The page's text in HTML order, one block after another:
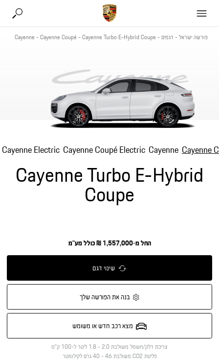
פורשה ישראל- דגמים -
Cayenne -Cayenne Coupé -Cayenne Turbo E-Hybrid Coupe
Cayenne Turbo E-Hybrid
Coupe
Cayenne Electric Cayenne Coupé Electric Cayenne Cayenne
החל מ-1,557,000 ₪ כולל מע"מ
שינוי דגם
בנה את הפורשה שלך
מצא רכב חדש או משומש
צריכת דלק/חשמל משולבת 2.0 - 1.8 ליטר ל-100 ק"מ
פליטת CO2 משולבת
46 - 40 גרם לקילומטר